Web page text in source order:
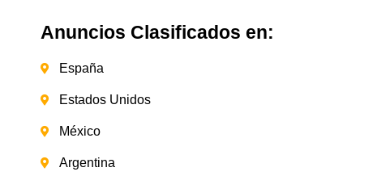
Anuncios Clasificados en:
España
Estados Unidos
México
Argentina